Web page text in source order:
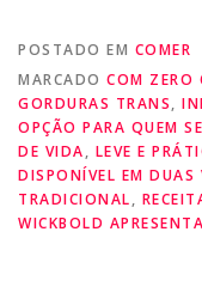
POSTADO EM COMER
MARCADO COM ZERO
GORDURAS TRANS,
OPÇÃO PARA QUEM
DE VIDA, LEVE E
DISPONÍVEL EM DUAS
TRADICIONAL,
WICKBOLD APRESENTA